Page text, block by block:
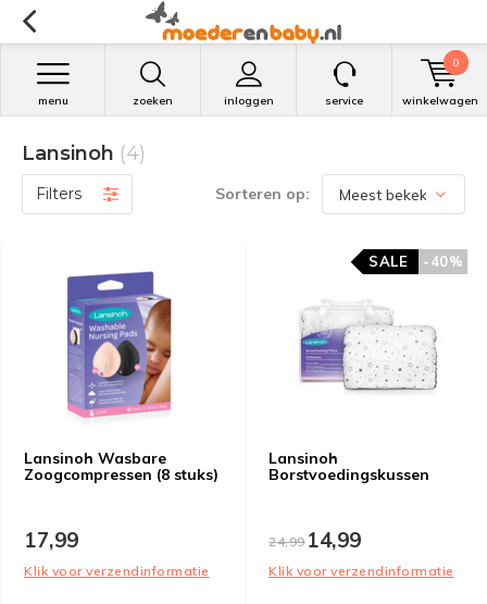
zoeken inloggen
menu service winkelwagen
0
Lansinoh (4)
Filters Sorteren op:
Lansinoh Wasbare
Zoogcompressen (8 stuks)
17,99
Klik voor verzendinformatie
Lansinoh
Borstvoedingskussen
-40%
SALE
24,9914,99
Klik voor verzendinformatie